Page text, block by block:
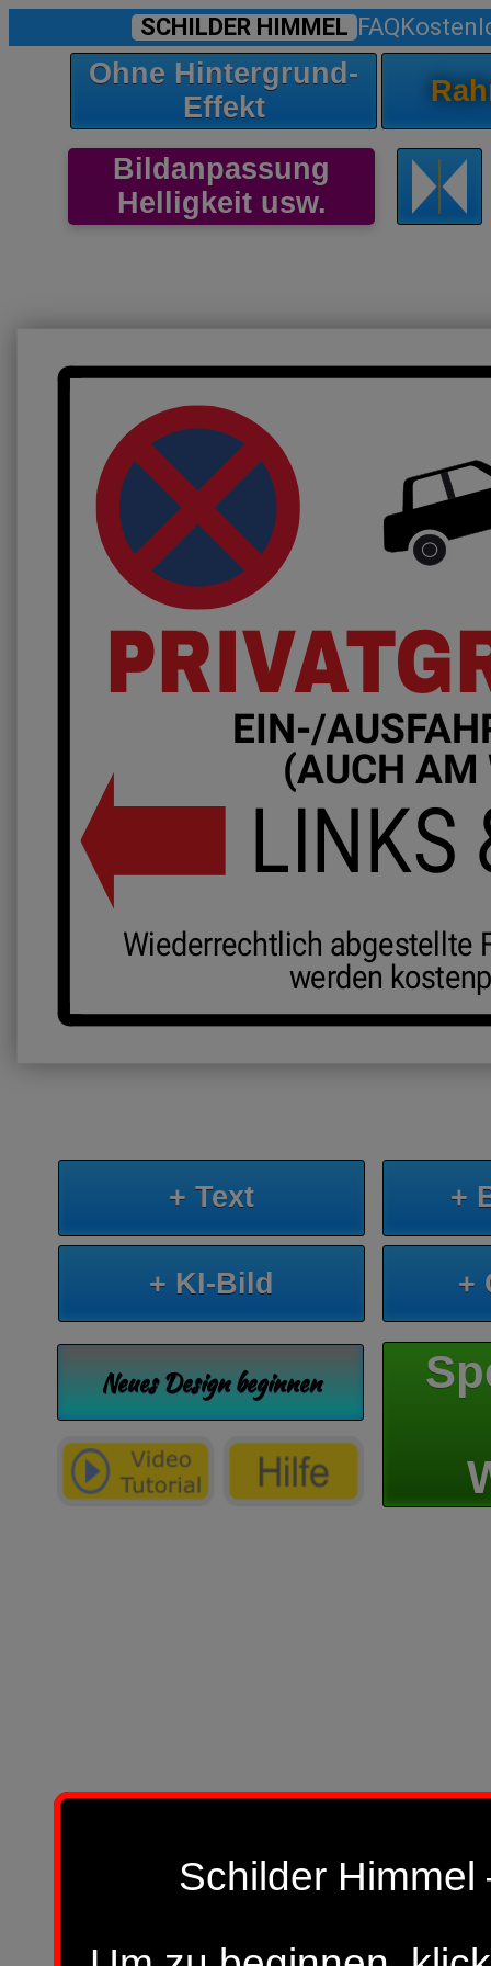
SCHILDER HIMMEL FAQ
Ohne Hintergrund-
Effekt
Bildanpassung
Helligkeit usw.
Wiederrechtlich abgestellte
werden
EIN-/
(AUCH AM
LINKS
+ Text +
+ KI-Bild +
Neues Design beginnen
Schilder